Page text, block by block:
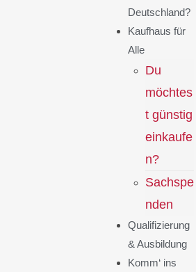
Deutschland?
Kaufhaus für
Alle
Du
möchtes
t günstig
einkaufe
n?
Sachspe
nden
Qualifizierung
& Ausbildung
Komm‘ ins